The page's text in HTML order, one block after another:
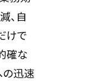
、自
けで
確な
の迅速